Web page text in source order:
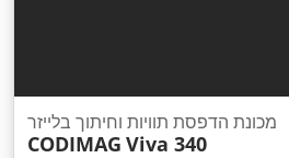
מכונת הדפסת תוויות וחיתוך בלייזר
CODIMAG Viva 340